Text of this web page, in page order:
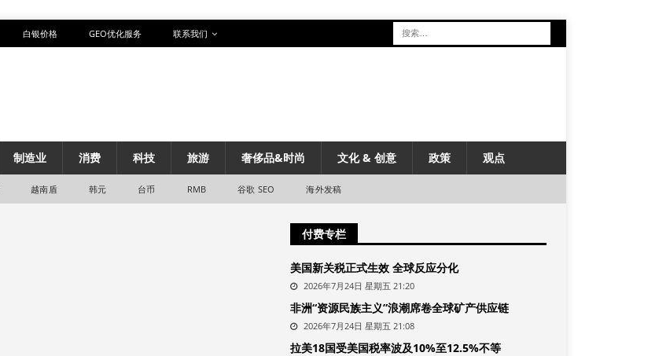
白银价格 GEO优化服务 联系我们
制造业 消费 科技 旅游 奢侈品&时尚 文化 & 创意 政策 观点
越南盾 韩元 台币 RMB 谷歌 SEO 海外发稿
付费专栏
美国新关税正式生效 全球反应分化
2026年7月24日 星期五 21:20
非洲“资源民族主义”浪潮席卷全球矿产供应链
2026年7月24日 星期五 21:08
拉美18国受美国税率波及10%至12.5%不等